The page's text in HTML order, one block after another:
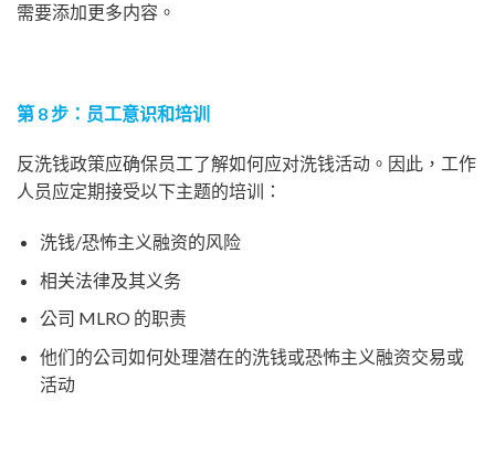
需要添加更多内容。
第 8 步：员工意识和培训
反洗钱政策应确保员工了解如何应对洗钱活动。因此，工作
人员应定期接受以下主题的培训：
洗钱/恐怖主义融资的风险
相关法律及其义务
公司 MLRO 的职责
他们的公司如何处理潜在的洗钱或恐怖主义融资交易或
活动